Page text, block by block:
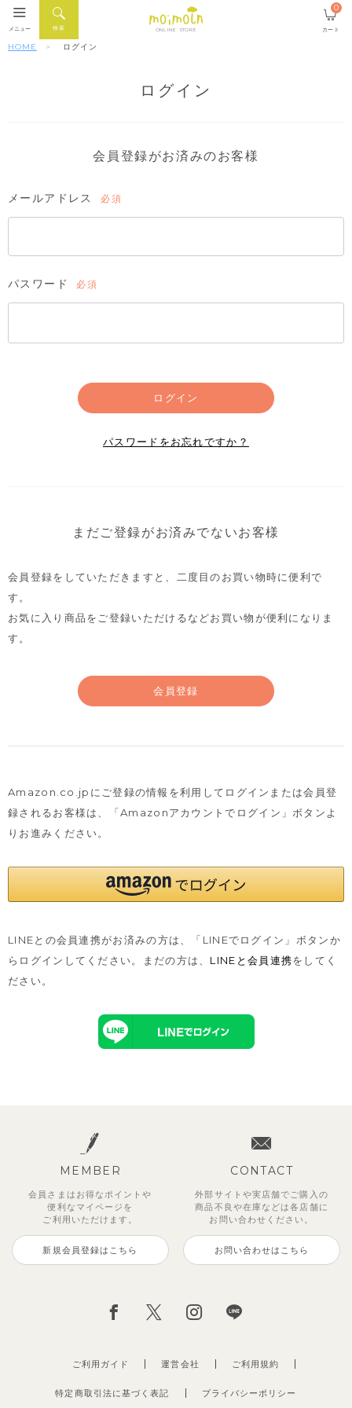
ONLINE STORE
検索
メニュー カート
0
HOME ログイン
ログイン
会員登録がお済みのお客様
メールアドレス
須)
パスワード
須)
ログイン
パスワードをお忘れですか？
まだご登録がお済みでないお客様
会員登録をしていただきますと、二度目のお買い物時に便利で
す。
お気に入り商品をご登録いただけるなどお買い物が便利になりま
す。
会員登録
Amazon.co.jpにご登録の情報を利用してログインまたは会員登
録されるお客様は、
「Amazonアカウントでログイン」ボタンよ
りお進みください。
LINEとの会員連携がお済みの方は、「LINEでログイン」ボタンか
らログインしてください。まだの方は、 LINEと会員連携をしてく
ださい。
MEMBER
会員さまはお得なポイントや
便利な マイページを
ご利用いただけます。
新規会員登録はこちら
CONTACT
外部サイトや実店舗でご購入の
商品不良や在庫などは各店舗に
お問い合わせください。
お問い合わせはこちら
ご利用ガイド 運営会社
特定商取引法に基づく表記 プライバシーポリシー
ご利用規約